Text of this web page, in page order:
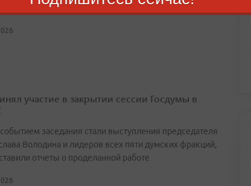
пройдут 18, 19 и 20 сентября
участие в закрытии сессии Госдумы в
заседания стали выступления председателя
Володина и лидеров всех пяти думских фракций,
отчеты о проделанной работе